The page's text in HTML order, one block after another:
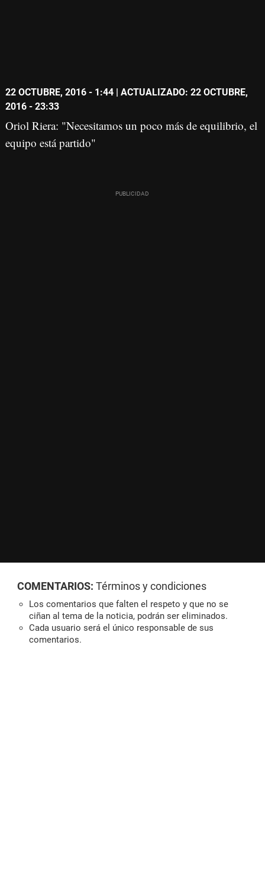
22 OCTUBRE, 2016 - 1:44 | ACTUALIZADO: 22 OCTUBRE,
2016 - 23:33
Oriol Riera: "Necesitamos un poco más de equilibrio, el
equipo está partido"
COMENTARIOS: Términos y condiciones
Los comentarios que falten el respeto y que no se
ciñan al tema de la noticia, podrán ser eliminados.
Cada usuario será el único responsable de sus
comentarios.